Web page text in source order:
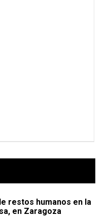
restos humanos en la
en Zaragoza